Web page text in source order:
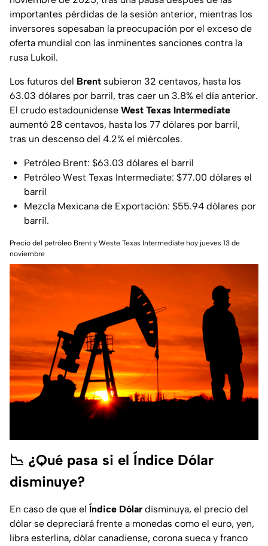
importantes pérdidas de la sesión anterior, mientras los
inversores sopesaban la preocupación por el exceso de
oferta mundial con las inminentes sanciones contra la
rusa Lukoil.
Los futuros del Brent subieron 32 centavos, hasta los
63.03 dólares por barril, tras caer un 3.8% el día anterior.
El crudo estadounidense West Texas Intermediate
aumentó 28 centavos, hasta los 77 dólares por barril,
tras un descenso del 4.2% el miércoles.
Petróleo Brent: $63.03 dólares el barril
Petróleo West Texas Intermediate: $77.00 dólares el
barril
Mezcla Mexicana de Exportación: $55.94 dólares por
barril.
Precio del petróleo Brent y Weste Texas Intermediate hoy jueves 13 de
noviembre
📉 ¿Qué pasa si el Índice Dólar
disminuye?
En caso de que el Índice Dólar disminuya, el precio del
dólar se depreciará frente a monedas como el euro, yen,
libra esterlina, dólar canadiense, corona sueca y franco